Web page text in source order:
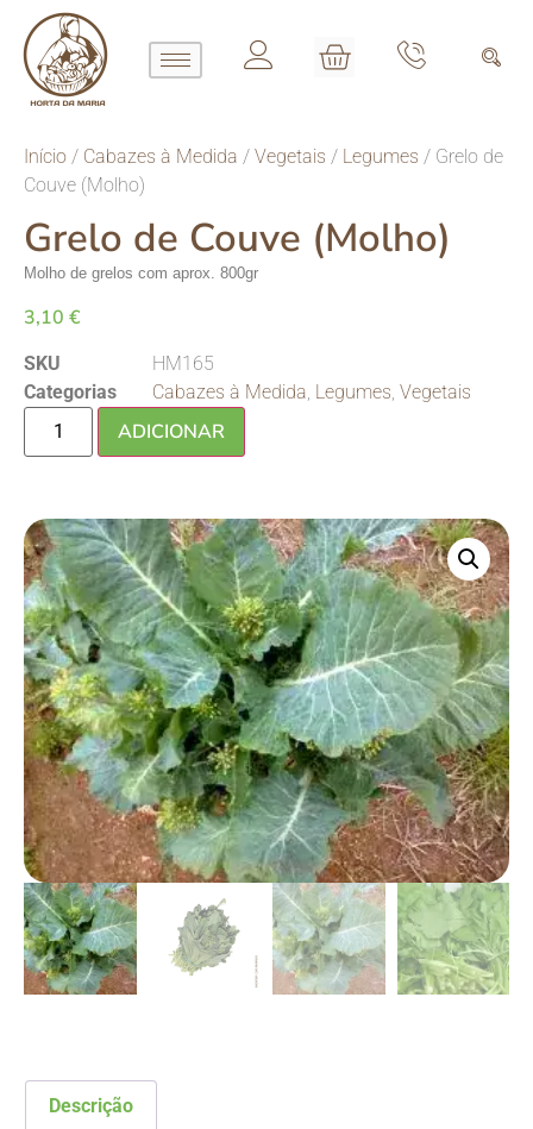
Início / Cabazes à Medida / Vegetais / Legumes / Grelo de
Couve (Molho)
Grelo de Couve (Molho)
Molho de grelos com aprox. 800gr
3,10 €
SKU
HM165
Categorias
Cabazes à Medida Legumes Vegetais
ADICIONAR
Descrição